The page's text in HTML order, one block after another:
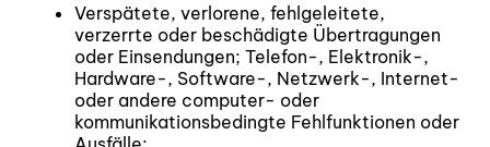
Verspätete, verlorene, fehlgeleitete,
verzerrte oder beschädigte Übertragungen
oder Einsendungen; Telefon-, Elektronik-,
Hardware-, Software-, Netzwerk-, Internet-
oder andere computer- oder
kommunikationsbedingte Fehlfunktionen oder